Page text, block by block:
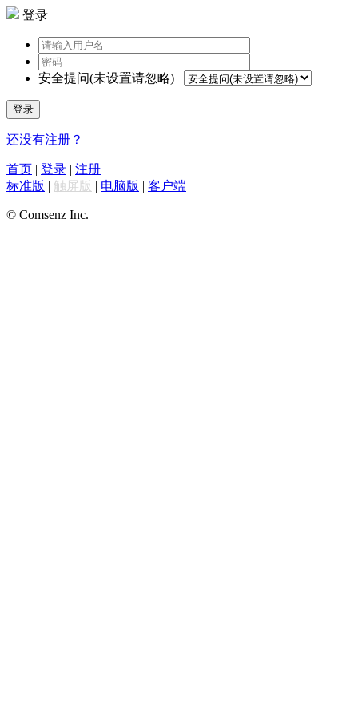
登录
安全提问(未设置请忽略)
登录
还没有注册？
首页 | 登录 | 注册
标准版 | 触屏版 | 电脑版 | 客户端
© Comsenz Inc.